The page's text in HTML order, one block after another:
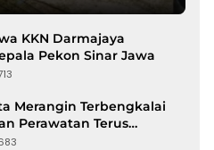
KKN Darmajaya
Pekon Sinar Jawa
Merangin Terbengkalai
Perawatan Terus